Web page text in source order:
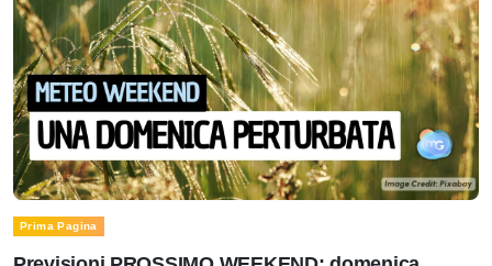
Prima Pagina